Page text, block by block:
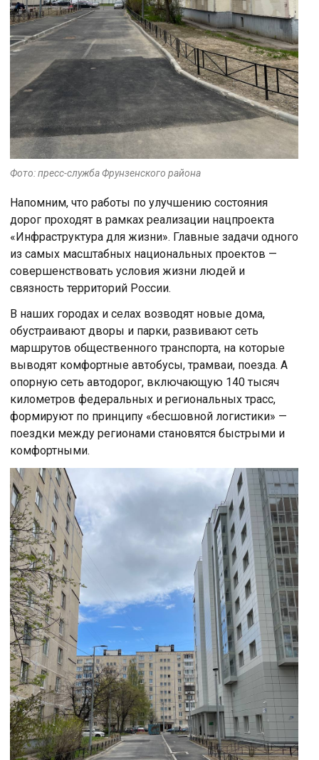
Фото: пресс-служба Фрунзенского района
Напомним, что работы по улучшению состояния
дорог проходят в рамках реализации нацпроекта
«Инфраструктура для жизни». Главные задачи одного
из самых масштабных национальных проектов —
совершенствовать условия жизни людей и
связность территорий России.
В наших городах и селах возводят новые дома,
обустраивают дворы и парки, развивают сеть
маршрутов общественного транспорта, на которые
выводят комфортные автобусы, трамваи, поезда. А
опорную сеть автодорог, включающую 140 тысяч
километров федеральных и региональных трасс,
формируют по принципу «бесшовной логистики» —
поездки между регионами становятся быстрыми и
комфортными.